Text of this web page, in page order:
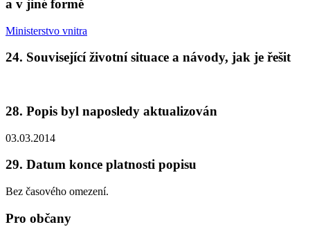
a v jiné formě
Ministerstvo vnitra
24. Související životní situace a návody, jak je řešit
28. Popis byl naposledy aktualizován
03.03.2014
29. Datum konce platnosti popisu
Bez časového omezení.
Pro občany